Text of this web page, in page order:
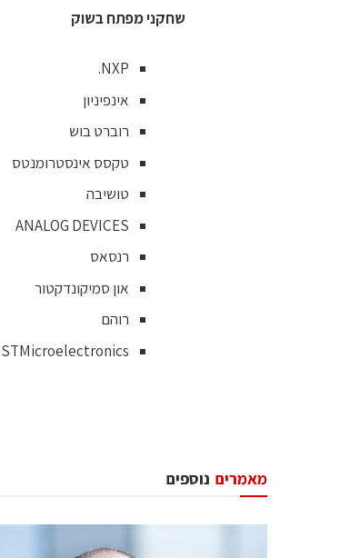
שחקני מפתח בשוק
NXP.
אינפיניון
רוברט בוש
טקסס אינסטרומנטס
טושיבה
ANALOG DEVICES
רנסאס
און סמיקונדקטור
רוהם
STMicroelectronics.
נוספים מאמרים